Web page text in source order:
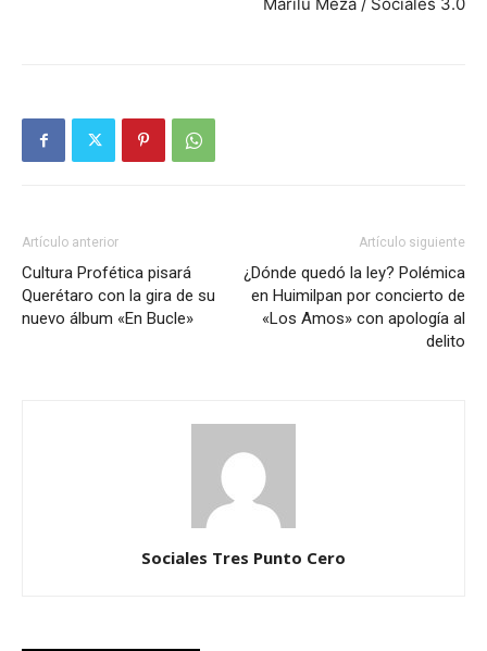
Marilú Meza / Sociales 3.0
Artículo anterior
Cultura Profética pisará
Querétaro con la gira de su
nuevo álbum «En Bucle»
Artículo siguiente
¿Dónde quedó la ley? Polémica
en Huimilpan por concierto de
«Los Amos» con apología al
delito
Sociales Tres Punto Cero